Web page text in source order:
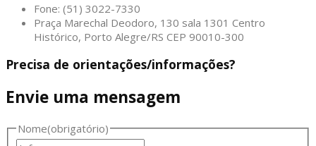
Fone: (51) 3022-7330
Praça Marechal Deodoro, 130 sala 1301 Centro
Histórico, Porto Alegre/RS CEP 90010-300
Precisa de orientações/informações?
Envie uma mensagem
Nome(obrigatório)